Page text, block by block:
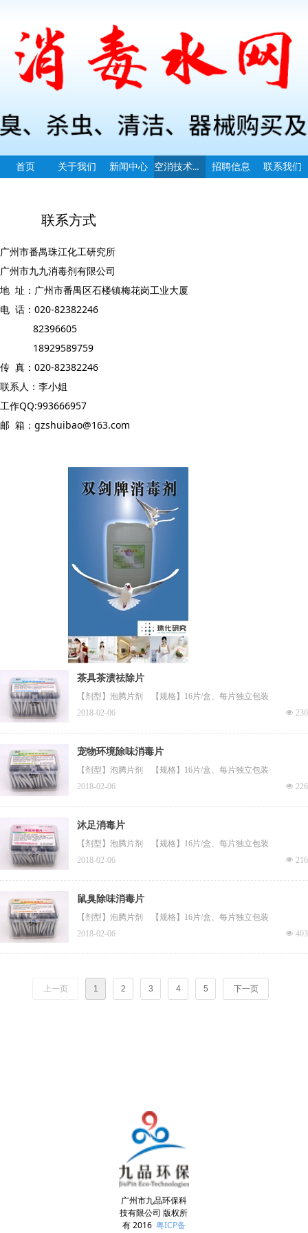
首页 关于我们 新闻中心 空消技术指导 招聘信息 联系我们
广州市番禺珠江化工研究所
广州市九九消毒剂有限公司
地 址：广州市番禺区石楼镇梅花岗工业大厦
电 话：020-82382246
82396605
18929589759
传 真：020-82382246
联系人：李小姐
工作QQ:993666957
邮 箱：gzshuibao@163.com
联系方式
茶具茶渍祛除片
​【剂型】泡腾片剂 【规格】16片/盒、每片独立包装
넶 230
2018-02-06
宠物环境除味消毒片
【剂型】泡腾片剂 【规格】16片/盒、每片独立包装
넶 226
2018-02-06
沐足消毒片
【剂型】泡腾片剂 【规格】16片/盒、每片独立包装
넶 216
2018-02-06
鼠臭除味消毒片
【剂型】泡腾片剂 【规格】16片/盒、每片独立包装
넶 403
2018-02-06
上一页 1 2 3 4 5 下一页
广州市九品环保科
技有限公司 版权所
有 2016 粤ICP备